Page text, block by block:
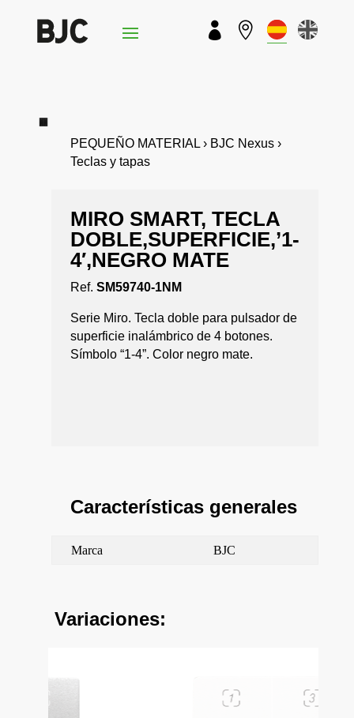
 
PEQUEÑO MATERIAL › BJC Nexus ›
Teclas y tapas
MIRO SMART, TECLA
DOBLE,SUPERFICIE,’1-
4′,NEGRO MATE
Ref.SM59740-1NM
Serie Miro. Tecla doble para pulsador de
superficie inalámbrico de 4 botones.
Símbolo “1-4”. Color negro mate.
Características generales
Marca BJC
Variaciones: